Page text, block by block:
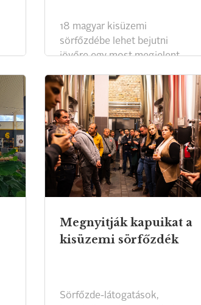
18 magyar kisüzemi
sörfőzdébe lehet bejutni
jövőre egy most megjelent
Megnyitják kapuikat a
kisüzemi sörfőzdék
Sörfőzde-látogatások,